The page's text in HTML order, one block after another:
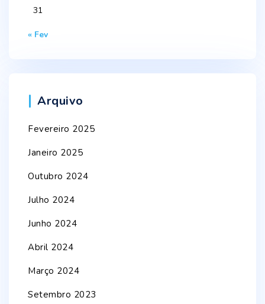
31
« Fev
Arquivo
Fevereiro 2025
Janeiro 2025
Outubro 2024
Julho 2024
Junho 2024
Abril 2024
Março 2024
Setembro 2023